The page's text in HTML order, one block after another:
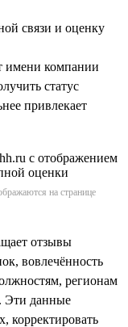
связи и оценку
имени компании
статус
привлекает
на странице
отзывы
вовлечённость
регионам
Эти данные
корректировать